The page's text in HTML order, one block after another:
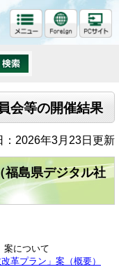
会等の開催結果
2026年3月23日更新
福島県デジタル社
について
革プラン」案（概要）